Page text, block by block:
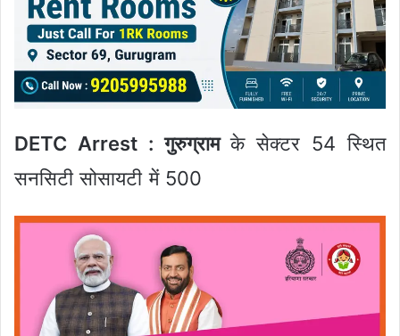
DETC Arrest : गुरुग्रामके सेक्टर 54 स्थित
सनसिटी सोसायटी में 500